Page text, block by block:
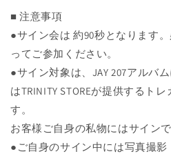
■ 注意事項
●サイン会は 約90秒となります
ってご参加ください。
●サイン対象は、JAY 207アルバ
はTRINITY STOREが提供するト
す。
お客様ご自身の私物にはサインで
●ご自身のサイン中には写真撮